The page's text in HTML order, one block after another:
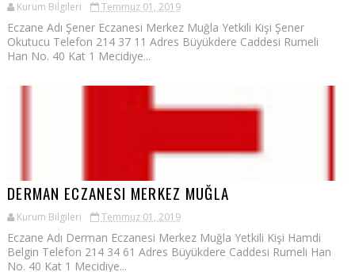
Kurum Bilgileri Temmuz 01, 2019
Eczane Adı Şener Eczanesi Merkez Muğla Yetkili Kişi Şener
Okutucu Telefon 214 37 11 Adres Büyükdere Caddesi Rumeli
Han No. 40 Kat 1 Mecidiye...
DERMAN ECZANESI MERKEZ MUĞLA
Kurum Bilgileri Temmuz 01, 2019
Eczane Adı Derman Eczanesi Merkez Muğla Yetkili Kişi Hamdi
Belgin Telefon 214 34 61 Adres Büyükdere Caddesi Rumeli Han
No. 40 Kat 1 Mecidiye...